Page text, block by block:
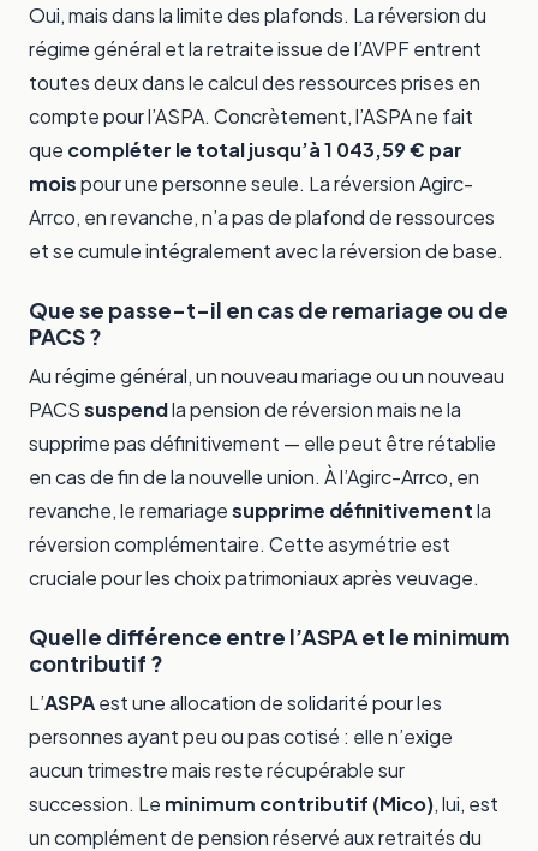
Oui, mais dans la limite des plafonds. La réversion du
régime général et la retraite issue de l’AVPF entrent
toutes deux dans le calcul des ressources prises en
compte pour l’ASPA. Concrètement, l’ASPA ne fait
que compléter le total jusqu’à 1 043,59 € par
moispour une personne seule. La réversion Agirc-
Arrco, en revanche, n’a pas de plafond de ressources
et se cumule intégralement avec la réversion de base.
Que se passe-t-il en cas de remariage ou de
PACS ?
Au régime général, un nouveau mariage ou un nouveau
PACSsuspendla pension de réversion mais ne la
supprime pas définitivement — elle peut être rétablie
en cas de fin de la nouvelle union. À l’Agirc-Arrco, en
revanche, le remariagesupprime définitivementla
réversion complémentaire. Cette asymétrie est
cruciale pour les choix patrimoniaux après veuvage.
Quelle différence entre l’ASPA et le minimum
contributif ?
L’ASPAest une allocation de solidarité pour les
personnes ayant peu ou pas cotisé : elle n’exige
aucun trimestre mais reste récupérable sur
succession. Le minimum contributif (Mico), lui, est
un complément de pension réservé aux retraités du